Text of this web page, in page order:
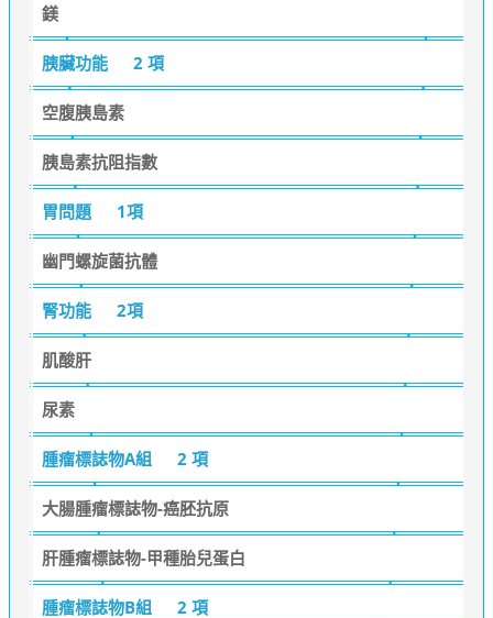
鎂
胰臟功能 2 項
空腹胰島素
胰島素抗阻指數
胃問題 1項
幽門螺旋菌抗體
腎功能 2項
肌酸肝
尿素
腫瘤標誌物A組 2 項
大腸腫瘤標誌物-癌胚抗原
肝腫瘤標誌物-甲種胎兒蛋白
腫瘤標誌物B組 2 項